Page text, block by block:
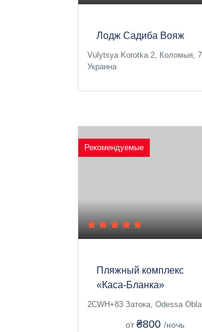
Лодж Садиба Вояж
Vulytsya Korotka 2, Коломыя,
Украина
Рекомендуемые
Пляжный комплекс
«Каса-Бланка»
2CWH+83 Затока, Odessa
от ₴800 /ночь